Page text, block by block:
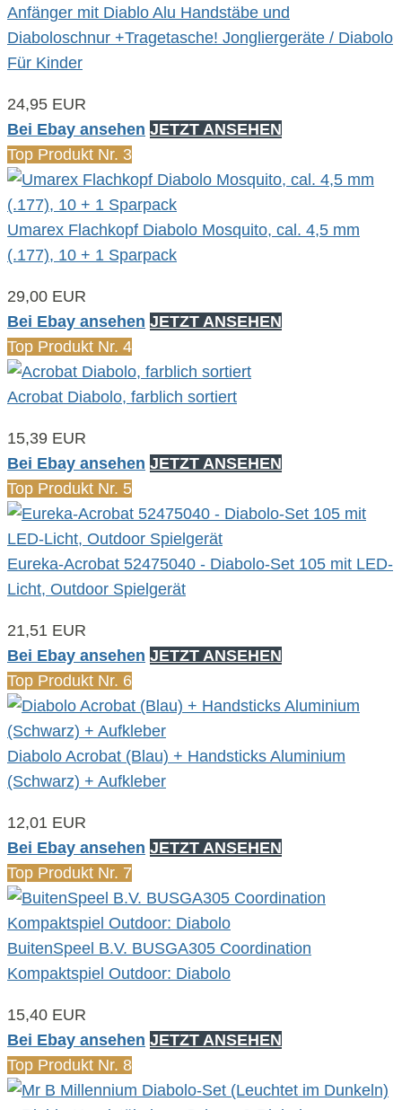
Anfänger mit Diablo Alu Handstäbe und
Diaboloschnur +Tragetasche! Jongliergeräte / Diabolo
Für Kinder
24,95 EUR
Bei Ebay ansehen JETZT ANSEHEN
Top Produkt Nr. 3
Umarex Flachkopf Diabolo Mosquito, cal. 4,5 mm
(.177), 10 + 1 Sparpack
29,00 EUR
Bei Ebay ansehen JETZT ANSEHEN
Top Produkt Nr. 4
Acrobat Diabolo, farblich sortiert
15,39 EUR
Bei Ebay ansehen JETZT ANSEHEN
Top Produkt Nr. 5
Eureka-Acrobat 52475040 - Diabolo-Set 105 mit LED-
Licht, Outdoor Spielgerät
21,51 EUR
Bei Ebay ansehen JETZT ANSEHEN
Top Produkt Nr. 6
Diabolo Acrobat (Blau) + Handsticks Aluminium
(Schwarz) + Aufkleber
12,01 EUR
Bei Ebay ansehen JETZT ANSEHEN
Top Produkt Nr. 7
BuitenSpeel B.V. BUSGA305 Coordination
Kompaktspiel Outdoor: Diabolo
15,40 EUR
Bei Ebay ansehen JETZT ANSEHEN
Top Produkt Nr. 8